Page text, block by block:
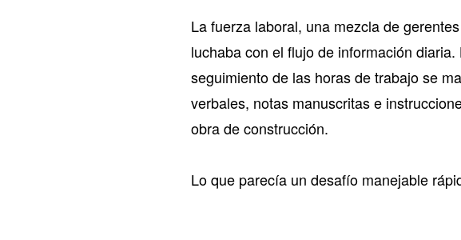
La fuerza laboral, una mezcla de
luchaba con el flujo de información
seguimiento de las horas de trabajo se
verbales, notas manuscritas e
obra de construcción.
Lo que parecía un desafío manejable